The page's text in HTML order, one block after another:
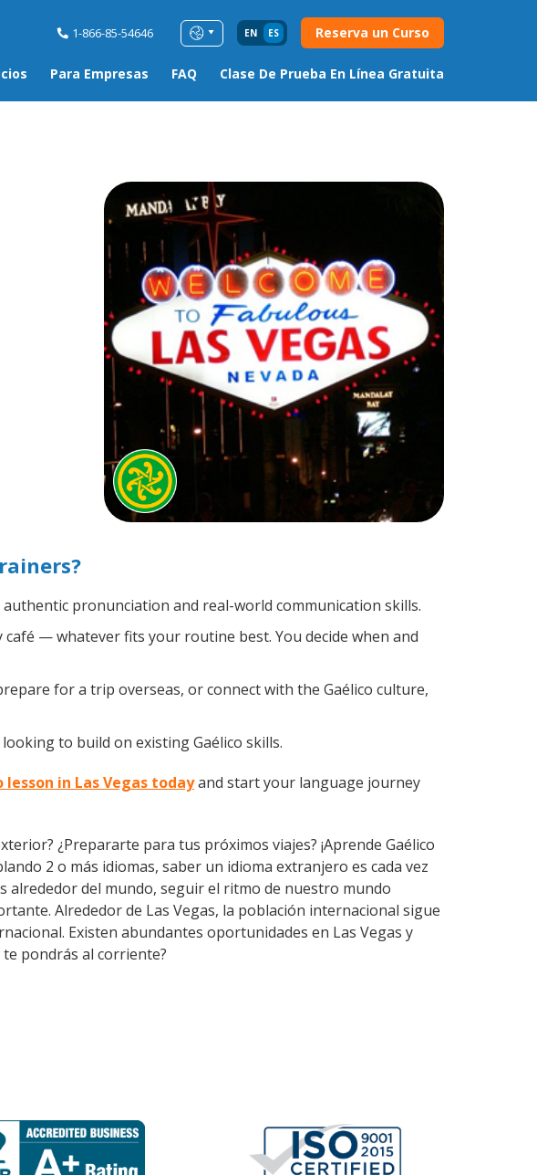
1-866-85-54646 EN ES Reserva un Curso
Para Empresas FAQ Clase De Prueba En Línea Gratuita
pronunciation and real-world communication skills.
— whatever fits your routine best. You decide when and
for a trip overseas, or connect with the Gaélico culture,
to build on existing Gaélico skills.
in Las Vegas todayand start your language journey
¿Prepararte para tus próximos viajes? ¡Aprende Gaélico
2 o más idiomas, saber un idioma extranjero es cada vez
alrededor del mundo, seguir el ritmo de nuestro mundo
Alrededor de Las Vegas, la población internacional sigue
Existen abundantes oportunidades en Las Vegas y
pondrás al corriente?